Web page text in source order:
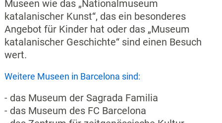
Museen wie das „Nationalmuseum
katalanischer Kunst“, das ein besonderes
Angebot für Kinder hat oder das „Museum
katalanischer Geschichte“ sind einen Besuch
wert.
Weitere Museen in Barcelona sind:
- das Museum der Sagrada Familia
- das Museum des FC Barcelona